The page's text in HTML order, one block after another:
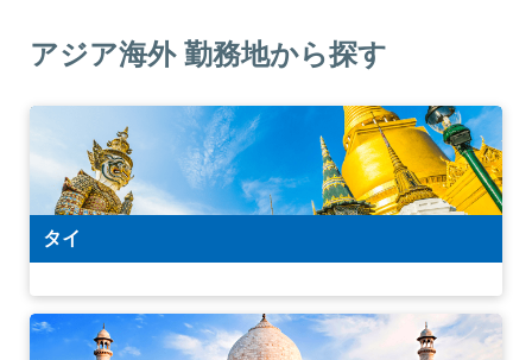
アジア海外 勤務地から探す
タイ